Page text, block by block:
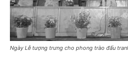
Ngày Lễ tượng trưng cho phong trào đấu